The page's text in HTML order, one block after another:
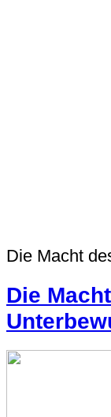
Die Macht
Die